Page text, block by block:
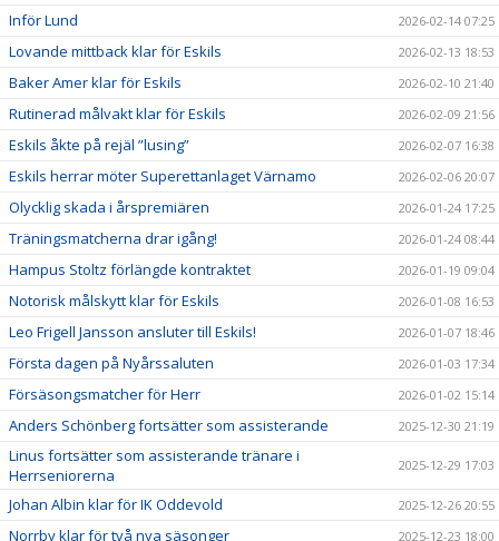
Inför Lund 2026-02-14 07:25
Lovande mittback klar för Eskils 2026-02-13 18:53
Baker Amer klar för Eskils 2026-02-10 21:40
Rutinerad målvakt klar för Eskils 2026-02-09 21:56
Eskils åkte på rejäl ”lusing” 2026-02-07 16:38
Eskils herrar möter Superettanlaget Värnamo 2026-02-06 20:07
Olycklig skada i årspremiären 2026-01-24 17:25
Träningsmatcherna drar igång! 2026-01-24 08:44
Hampus Stoltz förlängde kontraktet 2026-01-19 09:04
Notorisk målskytt klar för Eskils 2026-01-08 16:53
Leo Frigell Jansson ansluter till Eskils! 2026-01-07 18:46
Första dagen på Nyårssaluten 2026-01-03 17:34
Försäsongsmatcher för Herr 2026-01-02 15:14
Anders Schönberg fortsätter som assisterande 2025-12-30 21:19
Linus fortsätter som assisterande tränare i
Herrseniorerna
2025-12-29 17:03
Johan Albin klar för IK Oddevold 2025-12-26 20:55
Norrby klar för två nya säsonger 2025-12-23 18:00